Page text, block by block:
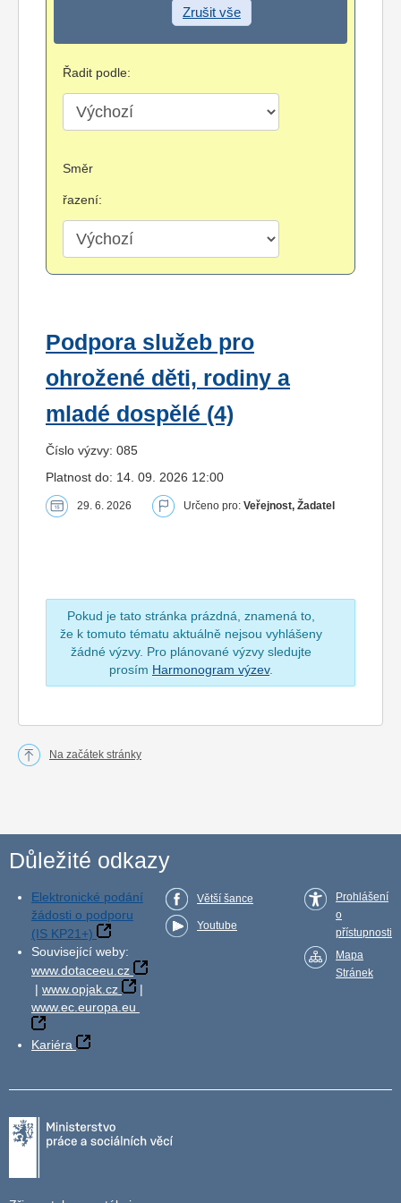
Zrušit vše
Řadit podle:
Směr
řazení:
Podpora služeb pro
ohrožené děti, rodiny a
mladé dospělé (4)
Číslo výzvy: 085
Platnost do: 14. 09. 2026 12:00
29. 6. 2026 Určeno pro: Veřejnost, Žadatel
Pokud je tato stránka prázdná, znamená to,
že k tomuto tématu aktuálně nejsou vyhlášeny
žádné výzvy. Pro plánované výzvy sledujte
prosím Harmonogram výzev.
Na začátek stránky
Důležité odkazy
Elektronické podání
žádosti o podporu
(IS KP21+)
Související weby:
www.dotaceeu.cz
| www.opjak.cz
|
www.ec.europa.eu
Kariéra
Větší šance
Youtube
Prohlášení
o
přístupnosti
Mapa
Stránek